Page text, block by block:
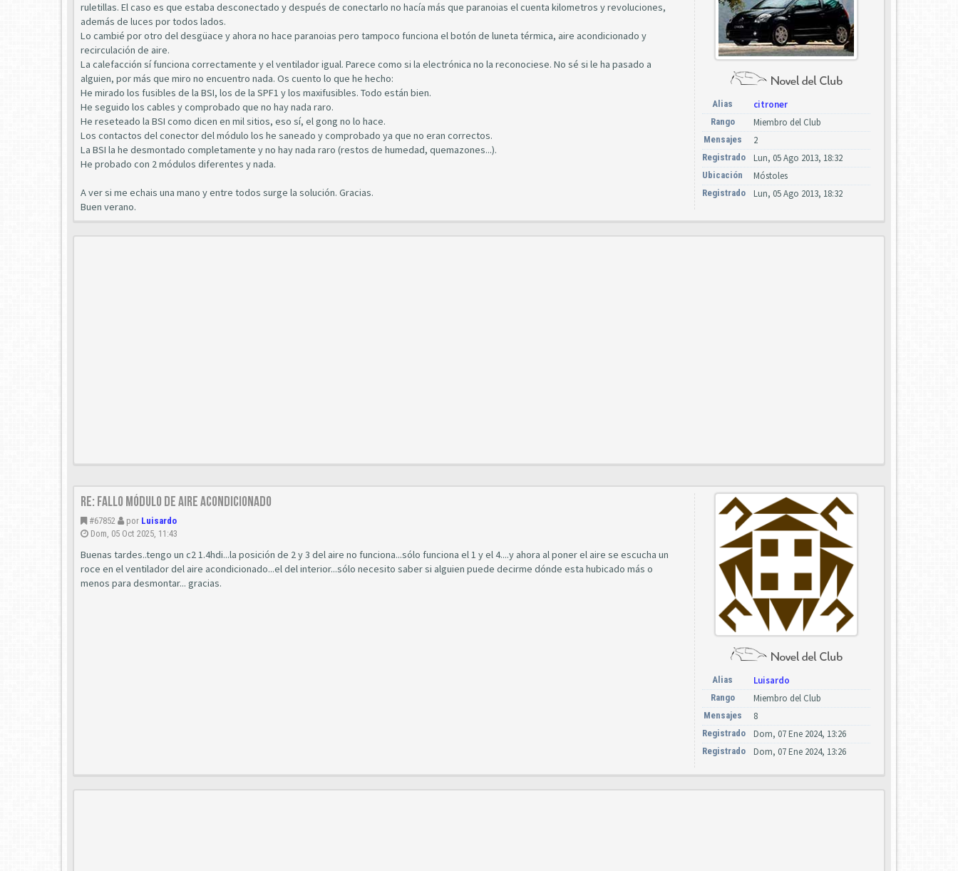
ruletillas. El caso es que estaba desconectado y después de conectarlo no hacía más que paranoias el cuenta kilometros y revoluciones,
además de luces por todos lados.
Lo cambié por otro del desgüace y ahora no hace paranoias pero tampoco funciona el botón de luneta térmica, aire acondicionado y
recirculación de aire.
La calefacción sí funciona correctamente y el ventilador igual. Parece como si la electrónica no la reconociese. No sé si le ha pasado a
alguien, por más que miro no encuentro nada. Os cuento lo que he hecho:
He mirado los fusibles de la BSI, los de la SPF1 y los maxifusibles. Todo están bien.
He seguido los cables y comprobado que no hay nada raro.
He reseteado la BSI como dicen en mil sitios, eso sí, el gong no lo hace.
Los contactos del conector del módulo los he saneado y comprobado ya que no eran correctos.
La BSI la he desmontado completamente y no hay nada raro (restos de humedad, quemazones...).
He probado con 2 módulos diferentes y nada.
A ver si me echais una mano y entre todos surge la solución. Gracias.
Buen verano.
Alias citroner
Rango Miembro del Club
Mensajes 2
Registrado Lun, 05 Ago 2013, 18:32
Ubicación Móstoles
Registrado Lun, 05 Ago 2013, 18:32
Re: Fallo módulo de aire acondicionado
#67852 por Luisardo
Dom, 05 Oct 2025, 11:43
Buenas tardes..tengo un c2 1.4hdi...la posición de 2 y 3 del aire no funciona...sólo funciona el 1 y el 4....y ahora al poner el aire se escucha un
roce en el ventilador del aire acondicionado...el del interior...sólo necesito saber si alguien puede decirme dónde esta hubicado más o
menos para desmontar... gracias.
Alias Luisardo
Rango Miembro del Club
Mensajes 8
Registrado Dom, 07 Ene 2024, 13:26
Registrado Dom, 07 Ene 2024, 13:26